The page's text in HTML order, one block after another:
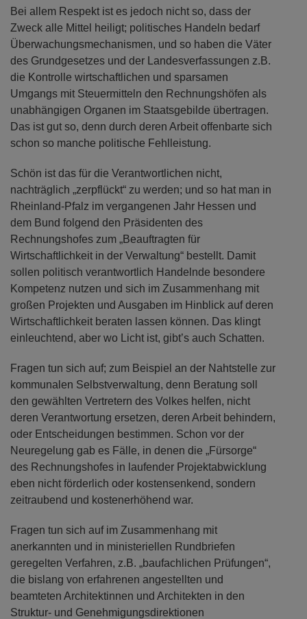
Bei allem Respekt ist es jedoch nicht so, dass der
Zweck alle Mittel heiligt; politisches Handeln bedarf
Überwachungsmechanismen, und so haben die Väter
des Grundgesetzes und der Landesverfassungen z.B.
die Kontrolle wirtschaftlichen und sparsamen
Umgangs mit Steuermitteln den Rechnungshöfen als
unabhängigen Organen im Staatsgebilde übertragen.
Das ist gut so, denn durch deren Arbeit offenbarte sich
schon so manche politische Fehlleistung.
Schön ist das für die Verantwortlichen nicht,
nachträglich „zerpflückt“ zu werden; und so hat man in
Rheinland-Pfalz im vergangenen Jahr Hessen und
dem Bund folgend den Präsidenten des
Rechnungshofes zum „Beauftragten für
Wirtschaftlichkeit in der Verwaltung“ bestellt. Damit
sollen politisch verantwortlich Handelnde besondere
Kompetenz nutzen und sich im Zusammenhang mit
großen Projekten und Ausgaben im Hinblick auf deren
Wirtschaftlichkeit beraten lassen können. Das klingt
einleuchtend, aber wo Licht ist, gibt’s auch Schatten.
Fragen tun sich auf; zum Beispiel an der Nahtstelle zur
kommunalen Selbstverwaltung, denn Beratung soll
den gewählten Vertretern des Volkes helfen, nicht
deren Verantwortung ersetzen, deren Arbeit behindern,
oder Entscheidungen bestimmen. Schon vor der
Neuregelung gab es Fälle, in denen die „Fürsorge“
des Rechnungshofes in laufender Projektabwicklung
eben nicht förderlich oder kostensenkend, sondern
zeitraubend und kostenerhöhend war.
Fragen tun sich auf im Zusammenhang mit
anerkannten und in ministeriellen Rundbriefen
geregelten Verfahren, z.B. „baufachlichen Prüfungen“,
die bislang von erfahrenen angestellten und
beamteten Architektinnen und Architekten in den
Struktur- und Genehmigungsdirektionen